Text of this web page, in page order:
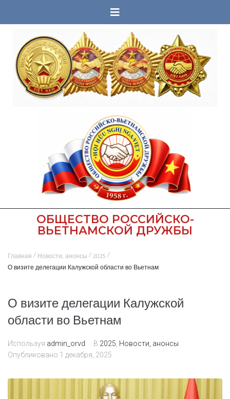
ОБЩЕСТВО РОССИЙСКО-
ВЬЕТНАМСКОЙ ДРУЖБЫ
Главная / Новости, анонсы /2025 /
О визите делегации Калужской области во Вьетнам
О визите делегации Калужской
области во Вьетнам
Используя admin_orvd В 2025 Новости, анонсы
Опубликовано 1 декабря, 2025